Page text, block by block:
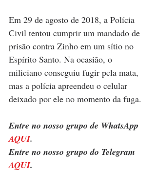
Em 29 de agosto de 2018, a Polícia
Civil tentou cumprir um mandado de
prisão contra Zinho em um sítio no
Espírito Santo. Na ocasião, o
miliciano conseguiu fugir pela mata,
mas a polícia apreendeu o celular
deixado por ele no momento da fuga.
Entre no nosso grupo de WhatsApp
AQUI.
Entre no nosso grupo do Telegram
AQUI.